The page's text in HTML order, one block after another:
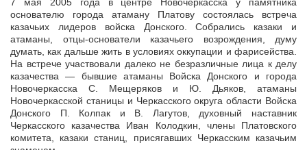
7 мая 2005 года в центре Новочеркасска у памятника
основателю города атаману Платову состоялась встреча
казачьих лидеров войска Донского. Собрались казаки и
атаманы, отцы-основатели казачьего возрождения, думу
думать, как дальше жить в условиях оккупации и фарисейства.
На встрече участвовали далеко не безразличные лица к делу
казачества — бывшие атаманы Войска Донского и города
Новочеркасска С. Мещеряков и Ю. Дьяков, атаманы
Новочеркасской станицы и Черкасского округа области Войска
Донского П. Колпак и В. Лагутов, духовный наставник
Черкасского казачества Иван Колодкин, члены Платовского
комитета, казаки станиц, присягавших Черкасским казачьим